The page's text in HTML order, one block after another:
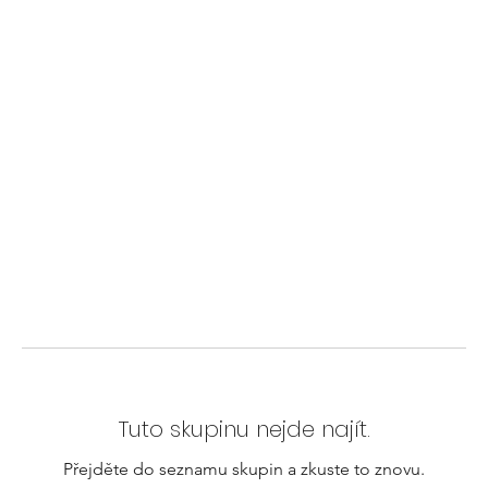
Tuto skupinu nejde najít.
Přejděte do seznamu skupin a zkuste to znovu.